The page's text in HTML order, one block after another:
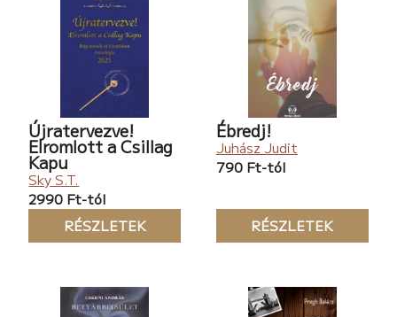
Újratervezve!
Elromlott a Csillag
Kapu
Sky S.T.
2990 Ft-tól
RÉSZLETEK
Ébredj!
Juhász Judit
790 Ft-tól
RÉSZLETEK